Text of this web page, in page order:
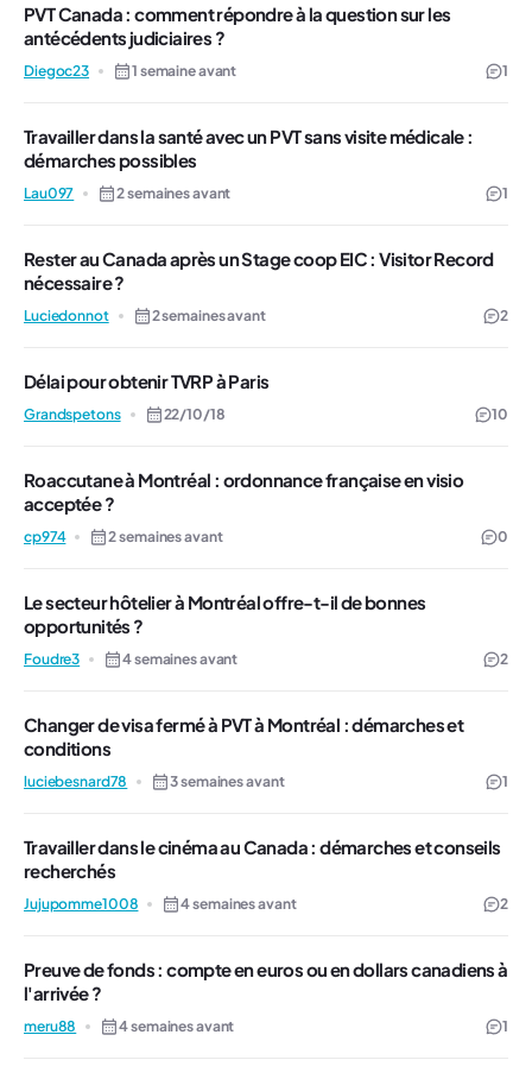
PVT Canada : comment répondre à la question sur les
antécédents judiciaires ?
Diegoc23 1 semaine avant 1
Travailler dans la santé avec un PVT sans visite médicale :
démarches possibles
Lau097 2 semaines avant 1
Rester au Canada après un Stage coop EIC : Visitor Record
nécessaire ?
Luciedonnot 2 semaines avant 2
Délai pour obtenir TVRP à Paris
Grandspetons 22/10/18 10
Roaccutane à Montréal : ordonnance française en visio
acceptée ?
cp974 2 semaines avant 0
Le secteur hôtelier à Montréal offre-t-il de bonnes
opportunités ?
Foudre3 4 semaines avant 2
Changer de visa fermé à PVT à Montréal : démarches et
conditions
luciebesnard78 3 semaines avant 1
Travailler dans le cinéma au Canada : démarches et conseils
recherchés
Jujupomme1008 4 semaines avant 2
Preuve de fonds : compte en euros ou en dollars canadiens à
l'arrivée ?
meru88 4 semaines avant 1